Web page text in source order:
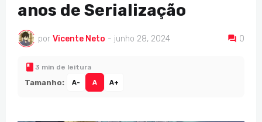
anos de Serialização
por Vicente Neto - junho 28, 2024 0
3 min de leitura
Tamanho: A- A A+